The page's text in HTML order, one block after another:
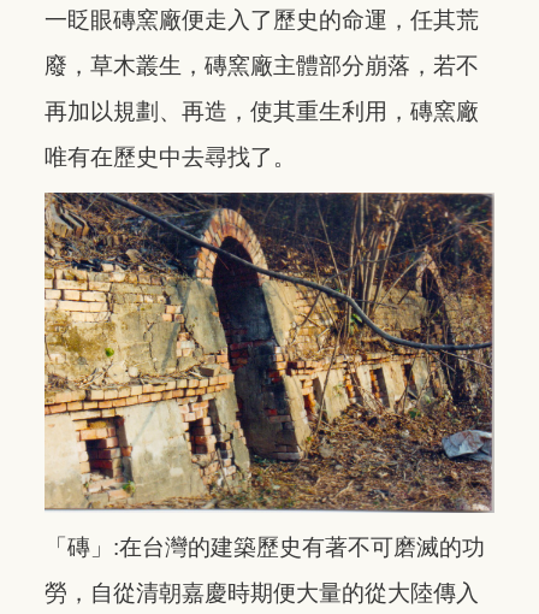
一眨眼磚窯廠便走入了歷史的命運，任其荒
廢，草木叢生，磚窯廠主體部分崩落，若不
再加以規劃、再造，使其重生利用，磚窯廠
唯有在歷史中去尋找了。
「磚」:在台灣的建築歷史有著不可磨滅的功
勞，自從清朝嘉慶時期便大量的從大陸傳入